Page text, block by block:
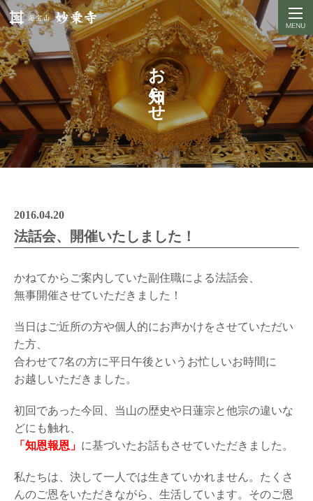
お知らせ
2016.04.20
法話会、開催いたしました！
かねてからご案内していた副住職による法話会、
無事開催させていただきました！
当日はご近所の方や個人的にお声かけをさせていただい
た方、
合わせて7名の方に平日午後というお忙しいお時間に
お越しいただきました。
初回であった今回、当山の歴史や日蓮宗と他宗の違いな
どにも触れ、
「知恩報恩」 に基づいたお話もさせていただきました。
私たちは、決して一人では生きていかれません。たくさ
んのご恩をいただきながら、生活しています。そのご恩